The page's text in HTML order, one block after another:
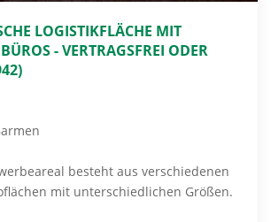
LOGISTIKFLÄCHE MIT
- VERTRAGSFREI ODER
besteht aus verschiedenen
mit unterschiedlichen Größen.